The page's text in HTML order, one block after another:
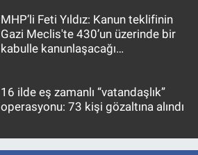
MHP’li Feti Yıldız: Kanun teklifinin
Gazi Meclis'te 430’un üzerinde bir
kabulle kanunlaşacağı
16 ilde eş zamanlı “vatandaşlık”
operasyonu: 73 kişi gözaltına alındı